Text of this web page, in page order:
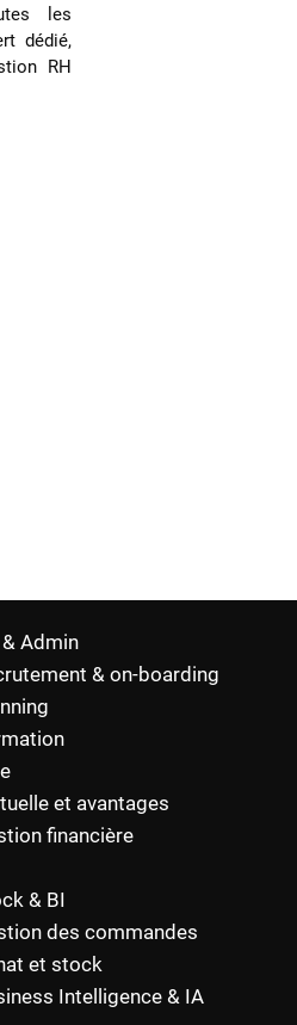
les
dédié,
RH
& Admin
& on-boarding
et avantages
financière
& BI
des commandes
et stock
Intelligence & IA